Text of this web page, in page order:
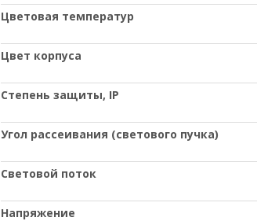
Цветовая температур
Цвет корпуса
Степень защиты, IP
Угол рассеивания (светового пучка)
Световой поток
Напряжение